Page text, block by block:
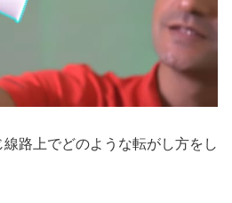
路上でどのような転がし方をし